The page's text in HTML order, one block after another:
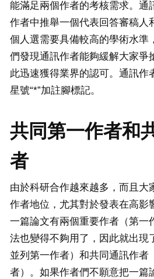
能滿足兩個作者的考核需求。通
作者中推舉一個代表回答審稿人
個人選需要具備較高的學術水準
們發現通訊作者能夠緩解大家爭
此迅速獲得業界的認可。通訊作
星號“*”加註腳標記。
共同第一作者和
者
由於科研合作越來越多，而且大
作者地位，尤其對於發表在高影
一篇論文有兩個重要作者（第一
法也變得不夠用了，因此就出現
並列第一作者）和共同通訊作者
者）。如果作者們不願意把一篇